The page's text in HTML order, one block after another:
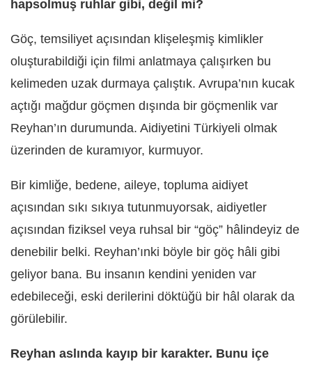
hapsolmuş ruhlar gibi, değil mi?
Göç, temsiliyet açısından klişeleşmiş kimlikler
oluşturabildiği için filmi anlatmaya çalışırken bu
kelimeden uzak durmaya çalıştık. Avrupa’nın kucak
açtığı mağdur göçmen dışında bir göçmenlik var
Reyhan’ın durumunda. Aidiyetini Türkiyeli olmak
üzerinden de kuramıyor, kurmuyor.
Bir kimliğe, bedene, aileye, topluma aidiyet
açısından sıkı sıkıya tutunmuyorsak, aidiyetler
açısından fiziksel veya ruhsal bir “göç” hâlindeyiz de
denebilir belki. Reyhan’ınki böyle bir göç hâli gibi
geliyor bana. Bu insanın kendini yeniden var
edebileceği, eski derilerini döktüğü bir hâl olarak da
görülebilir.
Reyhan aslında kayıp bir karakter. Bunu içe